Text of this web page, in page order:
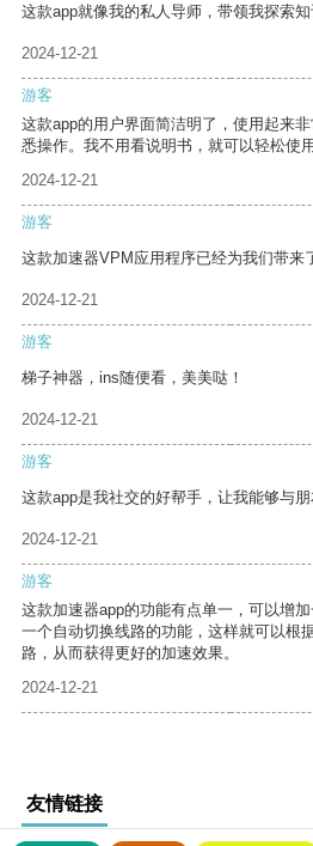
这款app就像我的私人导师，带领我探索知
2024-12-21
游客
这款app的用户界面简洁明了，使用起来
悉操作。我不用看说明书，就可以轻松使用
2024-12-21
游客
这款加速器VPM应用程序已经为我们带来
2024-12-21
游客
梯子神器，ins随便看，美美哒！
2024-12-21
游客
这款app是我社交的好帮手，让我能够与
2024-12-21
游客
这款加速器app的功能有点单一，可以增
一个自动切换线路的功能，这样就可以根
路，从而获得更好的加速效果。
2024-12-21
友情链接